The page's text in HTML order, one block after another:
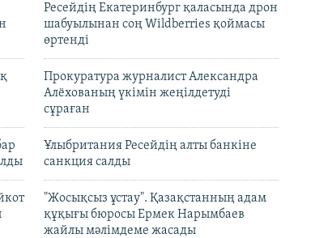
Ресейдің Екатеринбург қаласында дрон
шабуылынан соң Wildberries қоймасы
өртенді
Прокуратура журналист Александра
Алёхованың үкімін жеңілдетуді
сұраған
Ұлыбритания Ресейдің алты банкіне
санкция салды
"Жосықсыз ұстау". Қазақстанның адам
құқығы бюросы Ермек Нарымбаев
жайлы мәлімдеме жасады